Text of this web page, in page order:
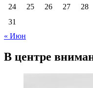
24
25 26 27 28
31
« Июн
В центре